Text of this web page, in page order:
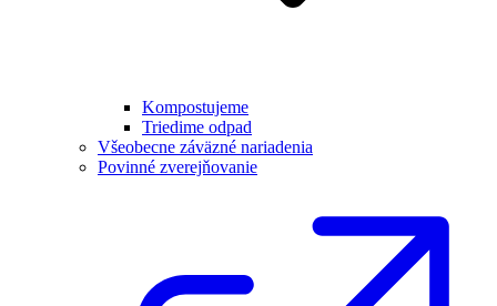
Kompostujeme
Triedime odpad
Všeobecne záväzné nariadenia
Povinné zverejňovanie